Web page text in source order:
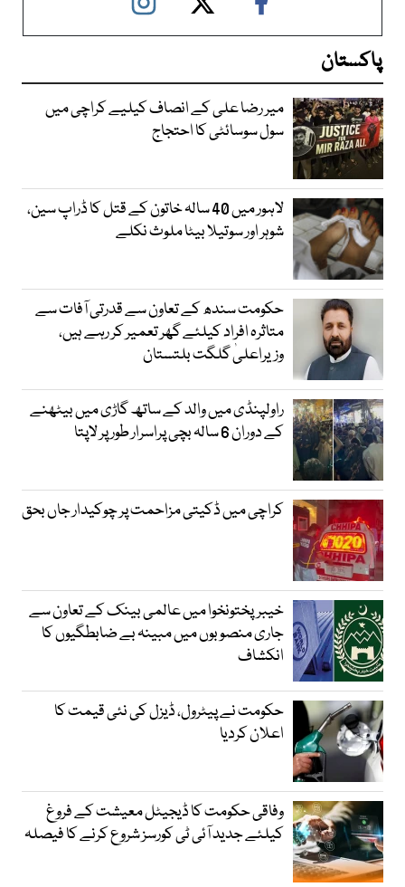
پاکستان
میر رضا علی کے انصاف کیلیے کراچی میں
سول سوسائٹی کا احتجاج
لاہور میں 40 سالہ خاتون کے قتل کا ڈراپ سین،
شوہر اور سوتیلا بیٹا ملوث نکلے
حکومت سندھ کے تعاون سے قدرتی آفات سے
متاثرہ افراد کیلئے گھر تعمیر کر رہے ہیں،
وزیراعلیٰ گلگت بلتستان
راولپنڈی میں والد کے ساتھ گاڑی میں بیٹھنے
کے دوران 6 سالہ بچی پراسرار طور پر لاپتا
کراچی میں ڈکیتی مزاحمت پر چوکیدار جاں بحق
خیبرپختونخوا میں عالمی بینک کے تعاون سے
جاری منصوبوں میں مبینہ بے ضابطگیوں کا
انکشاف
حکومت نے پیٹرول، ڈیزل کی نئی قیمت کا
اعلان کردیا
وفاقی حکومت کا ڈیجیٹل معیشت کے فروغ
کیلئے جدید آئی ٹی کورسز شروع کرنے کا فیصلہ